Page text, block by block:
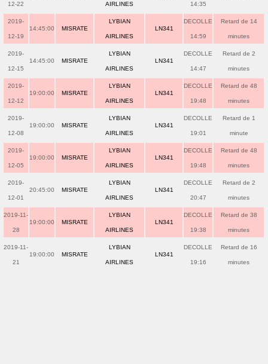
12-22 AIRLINES 14:35
2019-
12-19
14:45:00 MISRATE
LYBIAN
AIRLINES
LN341
DECOLLE
14:59
Retard de 14
minutes
2019-
12-15
14:45:00 MISRATE
LYBIAN
AIRLINES
LN341
DECOLLE
14:47
Retard de 2
minutes
2019-
12-12
19:00:00 MISRATE
LYBIAN
AIRLINES
LN341
DECOLLE
19:48
Retard de 48
minutes
2019-
12-08
19:00:00 MISRATE
LYBIAN
AIRLINES
LN341
DECOLLE
19:01
Retard de 1
minute
2019-
12-05
19:00:00 MISRATE
LYBIAN
AIRLINES
LN341
DECOLLE
19:48
Retard de 48
minutes
2019-
12-01
20:45:00 MISRATE
LYBIAN
AIRLINES
LN341
DECOLLE
20:47
Retard de 2
minutes
2019-11-
28
19:00:00 MISRATE
LYBIAN
AIRLINES
LN341
DECOLLE
19:38
Retard de 38
minutes
2019-11-
21
19:00:00 MISRATE
LYBIAN
AIRLINES
LN341
DECOLLE
19:16
Retard de 16
minutes